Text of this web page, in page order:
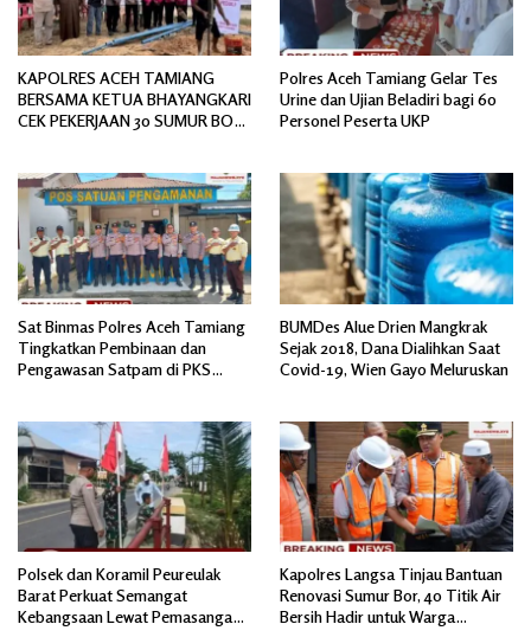
KAPOLRES ACEH TAMIANG
BERSAMA KETUA BHAYANGKARI
CEK PEKERJAAN 30 SUMUR BOR
Polres Aceh Tamiang Gelar Tes
Urine dan Ujian Beladiri bagi 60
Personel Peserta UKP
Sat Binmas Polres Aceh Tamiang
Tingkatkan Pembinaan dan
Pengawasan Satpam di PKS
BUMDes Alue Drien Mangkrak
Sejak 2018, Dana Dialihkan Saat
Covid-19, Wien Gayo Meluruskan
Polsek dan Koramil Peureulak
Barat Perkuat Semangat
Kebangsaan Lewat Pemasangan
Kapolres Langsa Tinjau Bantuan
Renovasi Sumur Bor, 40 Titik Air
Bersih Hadir untuk Warga